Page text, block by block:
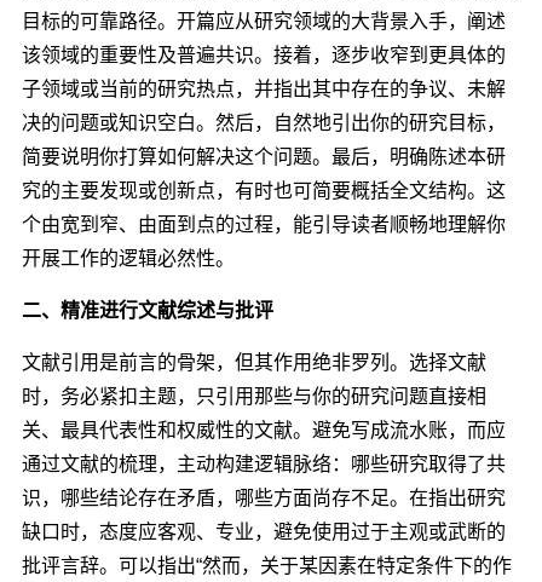
目标的可靠路径。开篇应从研究领域的大背景入手，阐述
该领域的重要性及普遍共识。接着，逐步收窄到更具体的
子领域或当前的研究热点，并指出其中存在的争议、未解
决的问题或知识空白。然后，自然地引出你的研究目标，
简要说明你打算如何解决这个问题。最后，明确陈述本研
究的主要发现或创新点，有时也可简要概括全文结构。这
个由宽到窄、由面到点的过程，能引导读者顺畅地理解你
开展工作的逻辑必然性。
二、精准进行文献综述与批评
文献引用是前言的骨架，但其作用绝非罗列。选择文献
时，务必紧扣主题，只引用那些与你的研究问题直接相
关、最具代表性和权威性的文献。避免写成流水账，而应
通过文献的梳理，主动构建逻辑脉络：哪些研究取得了共
识，哪些结论存在矛盾，哪些方面尚存不足。在指出研究
缺口时，态度应客观、专业，避免使用过于主观或武断的
批评言辞。可以指出“然而，关于某因素在特定条件下的作